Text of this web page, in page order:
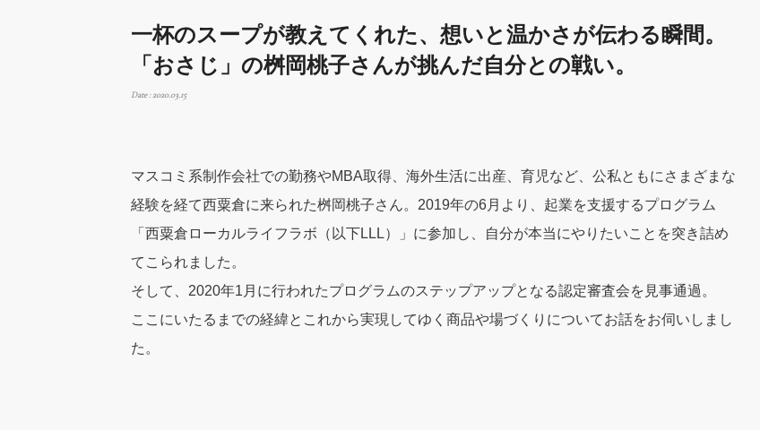
一杯のスープが教えてくれた、想いと温かさが伝わる瞬間。
「おさじ」の桝岡桃子さんが挑んだ自分との戦い。
Date : 2020.03.15
マスコミ系制作会社での勤務やMBA取得、海外生活に出産、育児など、公私ともにさまざまな
経験を経て西粟倉に来られた桝岡桃子さん。2019年の6月より、起業を支援するプログラム
「西粟倉ローカルライフラボ（以下LLL）」に参加し、自分が本当にやりたいことを突き詰め
てこられました。
そして、2020年1月に行われたプログラムのステップアップとなる認定審査会を見事通過。
ここにいたるまでの経緯とこれから実現してゆく商品や場づくりについてお話をお伺いしまし
た。